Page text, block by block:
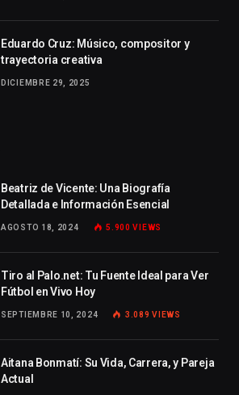
Eduardo Cruz: Músico, compositor y
trayectoria creativa
DICIEMBRE 29, 2025
Beatriz de Vicente: Una Biografía
Detallada e Información Esencial
AGOSTO 18, 2024 5.900VIEWS
Tiro al Palo.net: Tu Fuente Ideal para Ver
Fútbol en Vivo Hoy
SEPTIEMBRE 10, 2024 3.089VIEWS
Aitana Bonmatí: Su Vida, Carrera, y Pareja
Actual